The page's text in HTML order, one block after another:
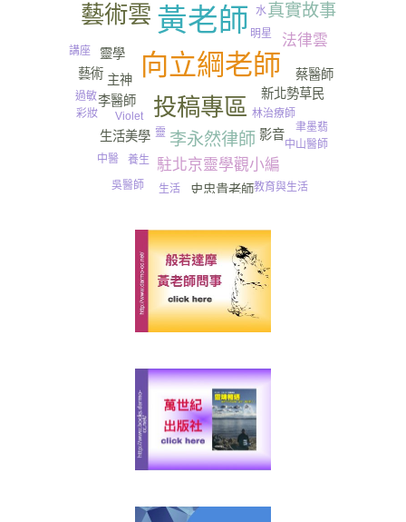
黃老師
向立綱老師
投稿專區
藝術雲
李永然律師
真實故事
駐北京靈學觀小編
法律雲
李醫師 新北勢草民
靈學
蔡醫師
主神
影音
史忠貴老師
生活美學
藝術
林治療師
養生
聿墨翡
講座
生活
吳醫師
彩妝
中山醫師
中醫
明星
過敏
靈
Violet
教育與生活
水